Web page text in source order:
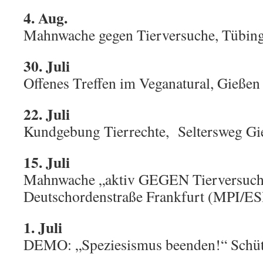
4. Aug.
Mahnwache gegen Tierversuche,
30. Juli
Offenes Treffen im Veganatural, Gießen
22. Juli
Kundgebung Tierrechte, Seltersweg
15. Juli
Mahnwache „aktiv GEGEN
Deutschordenstraße Frankfurt (MPI/
1. Juli
DEMO: „Speziesismus beenden!“